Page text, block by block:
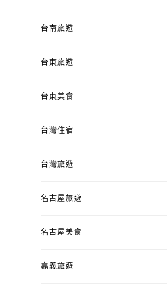
台南旅遊
台東旅遊
台東美食
台灣住宿
台灣旅遊
名古屋旅遊
名古屋美食
嘉義旅遊